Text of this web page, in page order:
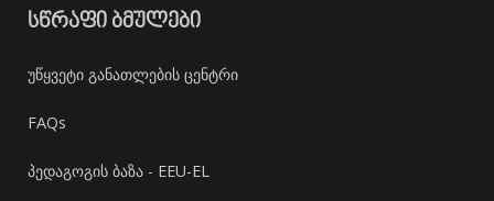
ᲡᲬᲠᲐᲤᲘ ᲑᲛᲣᲚᲔᲑᲘ
უწყვეტი განათლების ცენტრი
FAQs
პედაგოგის ბაზა - EEU-EL